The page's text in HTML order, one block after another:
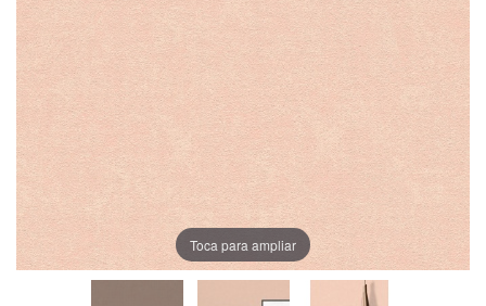
Toca para ampliar